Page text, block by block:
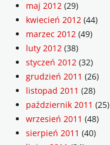
maj 2012 (29)
kwiecień 2012 (44)
marzec 2012 (49)
luty 2012 (38)
styczeń 2012 (32)
grudzień 2011 (26)
listopad 2011 (28)
październik 2011 (25)
wrzesień 2011 (48)
sierpień 2011 (40)